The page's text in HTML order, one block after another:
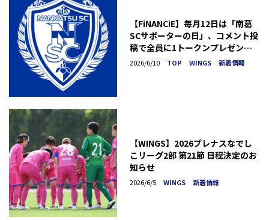
【FiNANCiE】毎月12日は「南葛
SCサポーターの日」、コメント投
稿で全員に1トークンプレゼント
（2026年6月）
2026/6/10 TOP WINGS 新着情報
【WINGS】2026プレナスなでし
こリーグ2部 第21節 日程決定のお
知らせ
2026/6/5 WINGS 新着情報